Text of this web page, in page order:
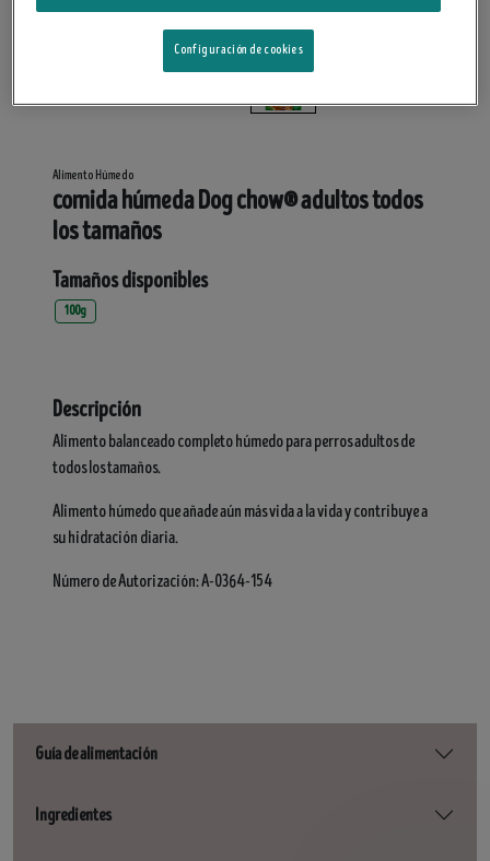
Alimento Húmedo
comida húmeda Dog chow® adultos todos
los tamaños
Tamaños disponibles
100g
Descripción
Alimento balanceado completo húmedo para perros adultos de
todos los tamaños.
Alimento húmedo que añade aún más vida a la vida y contribuye a
su hidratación diaria.
Número de Autorización: A-0364-154
Guía de alimentación
Ingredientes
Configuración de cookies